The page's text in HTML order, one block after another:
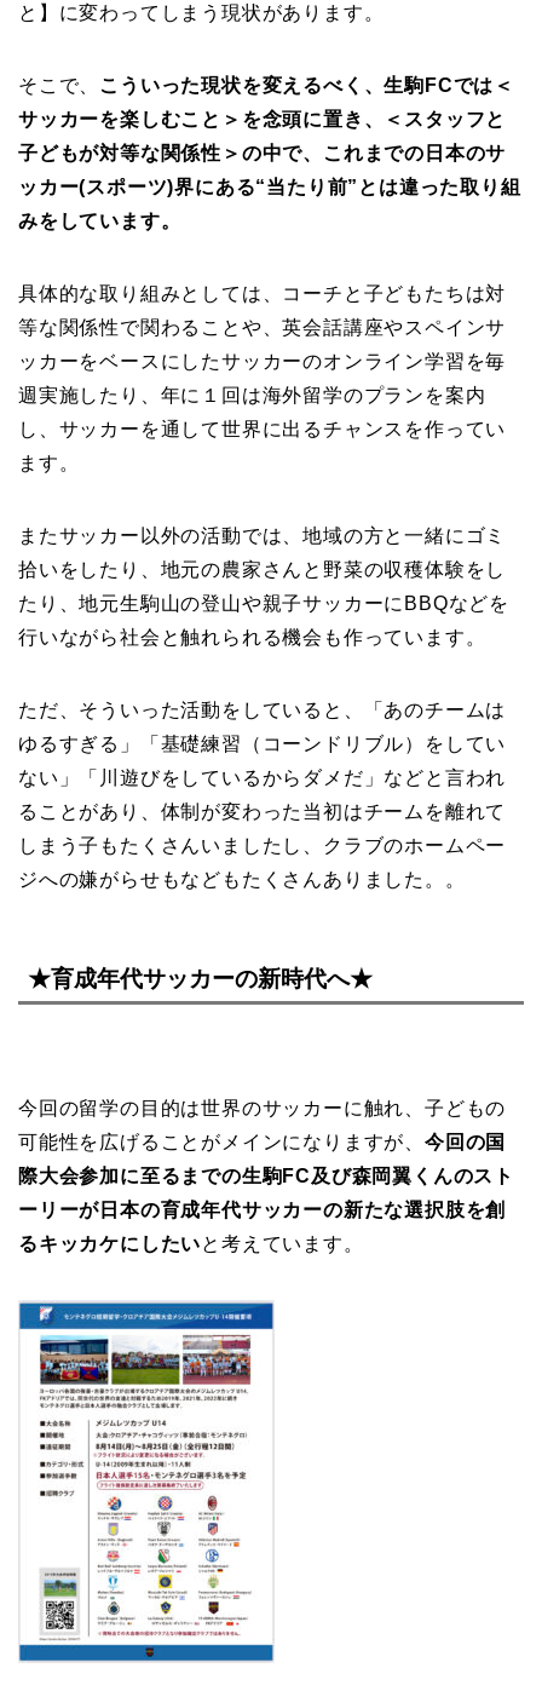
と】に変わってしまう現状があります。
そこで、
こういった現状を変えるべく、生駒FCでは＜
サッカーを楽しむこと＞を念頭に置き、＜スタッフと
子どもが対等な関係性＞の中で、これまでの日本のサ
ッカー(スポーツ)界にある“当たり前”とは違った取り組
みをしています。
具体的な取り組みとしては、コーチと子どもたちは対
等な関係性で関わることや、英会話講座やスペインサ
ッカーをベースにしたサッカーのオンライン学習を毎
週実施したり、年に１回は海外留学のプランを案内
し、サッカーを通して世界に出るチャンスを作ってい
ます。
またサッカー以外の活動では、地域の方と一緒にゴミ
拾いをしたり、地元の農家さんと野菜の収穫体験をし
たり、地元生駒山の登山や親子サッカーにBBQなどを
行いながら社会と触れられる機会も作っています。
ただ、そういった活動をしていると、「あのチームは
ゆるすぎる」「基礎練習（コーンドリブル）をしてい
ない」「川遊びをしているからダメだ」などと言われ
ることがあり、体制が変わった当初はチームを離れて
しまう子もたくさんいましたし、クラブのホームペー
ジへの嫌がらせもなどもたくさんありました。。
★育成年代サッカーの新時代へ★
今回の留学の目的は世界のサッカーに触れ、子どもの
可能性を広げることがメインになりますが、 今回の国
際大会参加に至るまでの生駒FC及び森岡翼くんのスト
ーリーが日本の育成年代サッカーの新たな選択肢を創
るキッカケにしたいと考えています。